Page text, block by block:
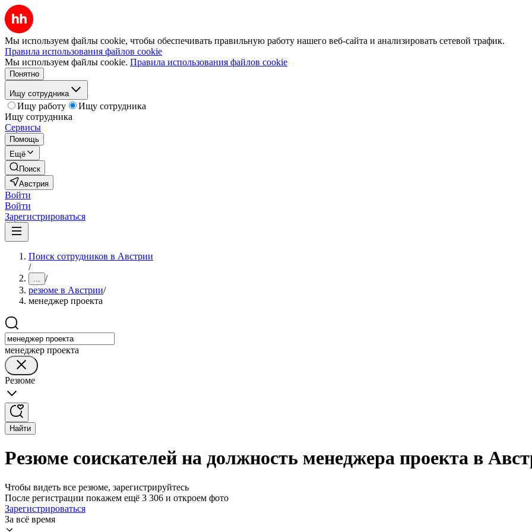
Мы используем файлы cookie, чтобы обеспечивать правильную работу нашего веб-сайта и анализировать сетевой трафик.
Правила использования файлов cookie
Мы используем файлы cookie. Правила использования файлов cookie
Понятно
Ищу сотрудника
Ищу работу
Ищу сотрудника
Ищу сотрудника
Сервисы
Помощь
Ещё
Поиск
Австрия
Войти
Войти
Зарегистрироваться
Поиск сотрудников в Австрии
/
... /
резюме в Австрии/
менеджер проекта
менеджер проекта
Резюме
Найти
Резюме соискателей на должность менеджера проекта в
Чтобы видеть все резюме, зарегистрируйтесь
После регистрации покажем ещё 3 306 и откроем фото
Зарегистрироваться
За всё время